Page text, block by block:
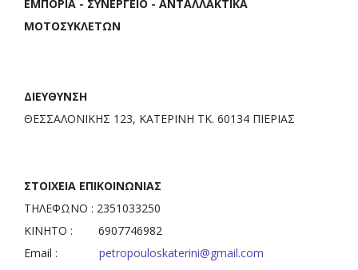
ΕΜΠΟΡΙΑ - ΣΥΝΕΡΓΕΙΟ - ΑΝΤΑΛΛΑΚΤΙΚΑ
ΜΟΤΟΣΥΚΛΕΤΩΝ
ΔΙΕΥΘΥΝΣΗ
ΘΕΣΣΑΛΟΝΙΚΗΣ 123, ΚΑΤΕΡΙΝΗ ΤΚ. 60134 ΠΙΕΡΙΑΣ
ΣΤΟΙΧΕΙΑ ΕΠΙΚΟΙΝΩΝΙΑΣ
ΤΗΛΕΦΩΝΟ : 2351033250
ΚΙΝΗΤΟ : 6907746982
Email : petropouloskaterini@gmail.com